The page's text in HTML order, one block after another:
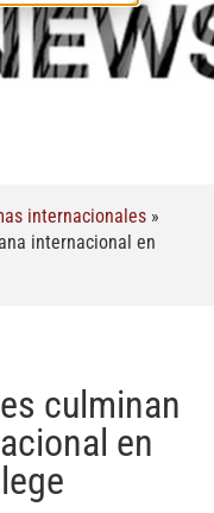
internacionales »
internacional en
culminan
en